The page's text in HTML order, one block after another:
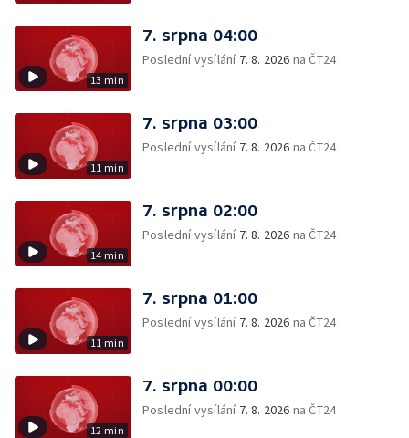
13 min
7. srpna 04:00
Poslední vysílání 7. 8. 2026 na ČT24
11 min
7. srpna 03:00
Poslední vysílání 7. 8. 2026 na ČT24
14 min
7. srpna 02:00
Poslední vysílání 7. 8. 2026 na ČT24
11 min
7. srpna 01:00
Poslední vysílání 7. 8. 2026 na ČT24
12 min
7. srpna 00:00
Poslední vysílání 7. 8. 2026 na ČT24